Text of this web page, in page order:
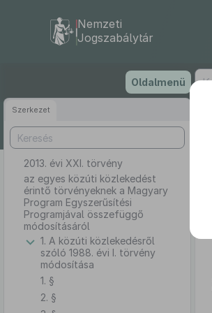
tartalomra
Nemzeti
Jogszabálytár
Oldalmenü
Szerkezet
2013. évi XXI. törvény
az egyes közúti közlekedést
érintő törvényeknek a Magyary
Program Egyszerűsítési
Programjával összefüggő
módosításáról
1. A közúti közlekedésről
szóló 1988. évi I. törvény
módosítása
1. §
2. §